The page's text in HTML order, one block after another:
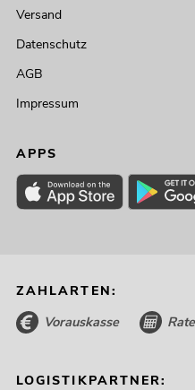
Versand
Datenschutz
AGB
Impressum
APPS
ZAHLARTEN:
Vorauskasse
LOGISTIKPARTNER: